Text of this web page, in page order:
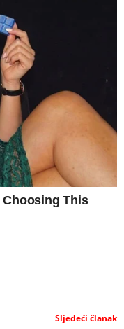
Sljedeći članak